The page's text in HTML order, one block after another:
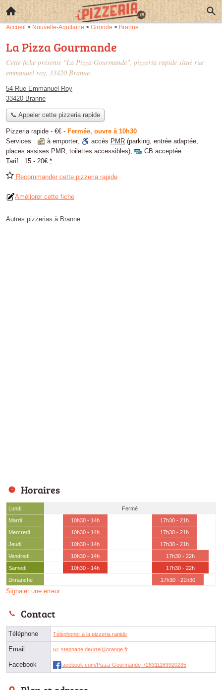
Accueil > Nouvelle-Aquitaine > Gironde > Branne
La Pizza Gourmande
Cette fiche présente "La Pizza Gourmande", pizzeria rapide situé rue
emmanuel roy, 33420 Branne.
54 Rue Emmanuel Roy
33420 Branne
📞 Appeler cette pizzeria rapide
Pizzeria rapide - €€ - Fermée, ouvre à 10h30
Services :
à emporter, accès PMR (parking, entrée adaptée,
places assises PMR, toilettes accessibles),
CB acceptée
Tarif : 15 - 20€ *
Recommander cette pizzeria rapide
Améliorer cette fiche
Autres pizzerias à Branne
Horaires
Lundi
Fermé
Mardi
10h30 - 14h
17h30 - 21h
Mercredi
10h30 - 14h
17h30 - 21h
Jeudi
10h30 - 14h
17h30 - 21h
Vendredi
10h30 - 14h
17h30 - 22h
Samedi
10h30 - 14h
17h30 - 22h
Dimanche
17h30 - 21h30
Signaler une erreur
Contact
Téléphone Téléphoner à la pizzeria rapide
Email stephane.deurreⓐorange.fr
Facebook facebook.com/Pizza-Gourmande-728311183920235